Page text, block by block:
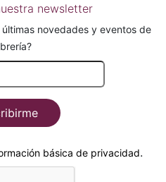
newsletter
novedades y eventos de
básica de privacidad.